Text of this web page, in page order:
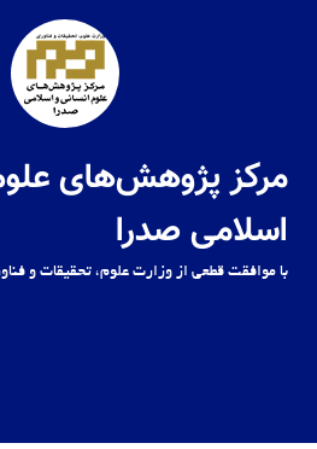
مرکز پژوهش‌های
اسلامی صدرا
با موافقت قطعی از وزارت علوم، تحقیقات و